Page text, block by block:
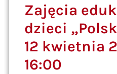
Zajęcia
dzieci
12 kwietnia
16:00